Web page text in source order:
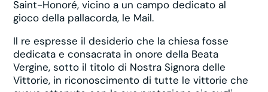
Saint-Honoré, vicino a un campo dedicato al
gioco della pallacorda, le Mail.
Il re espresse il desiderio che la chiesa fosse
dedicata e consacrata in onore della Beata
Vergine, sotto il titolo di Nostra Signora delle
Vittorie, in riconoscimento di tutte le vittorie che